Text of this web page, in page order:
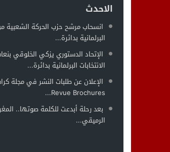
الاحدث
انسحاب مرشح حزب الحركة الشعبية
البرلمانية بدائرة...
الإتحاد الدستوري يزكي الخلوقي
الانتخابات البرلمانية بدائرة...
الإعلان عن طلبات النشر في مجلة
Revue Brochures...
بعد رحلة أبدعت للكلمة صوتها..
الرميقي...